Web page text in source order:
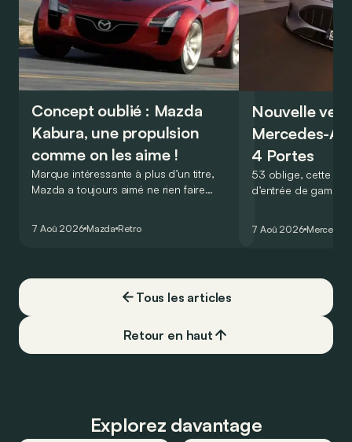
Concept oublié : Mazda
Kabura, une propulsion
comme on les aime !
Marque intéressante à plus d’un titre,
Mazda a toujours aimé ne rien faire
de la plus belle des manières…
7 Aoû 2026 Mazda Retro
Nouvelle
Mercedes-
4 Portes
53 oblige, cette
d’entrée de
moins…
7 Aoû 2026 Mercedes
Tous les articles
Retour en haut
Explorez davantage